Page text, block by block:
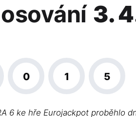
3.
0 1 5
6 ke hře Eurojackpot proběhlo